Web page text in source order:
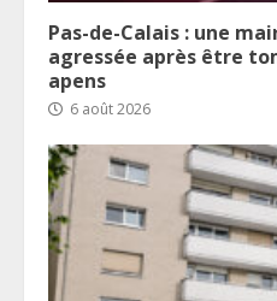
Pas-de-Calais : une
agressée après être
apens
6 août 2026